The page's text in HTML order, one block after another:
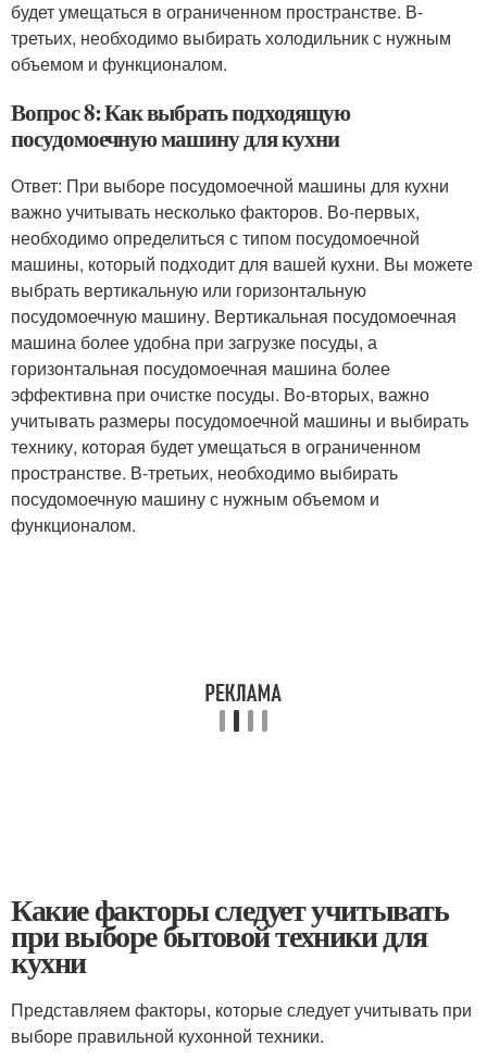
будет умещаться в ограниченном пространстве. В-
третьих, необходимо выбирать холодильник с нужным
объемом и функционалом.
Вопрос 8: Как выбрать подходящую
посудомоечную машину для кухни
Ответ: При выборе посудомоечной машины для кухни
важно учитывать несколько факторов. Во-первых,
необходимо определиться с типом посудомоечной
машины, который подходит для вашей кухни. Вы можете
выбрать вертикальную или горизонтальную
посудомоечную машину. Вертикальная посудомоечная
машина более удобна при загрузке посуды, а
горизонтальная посудомоечная машина более
эффективна при очистке посуды. Во-вторых, важно
учитывать размеры посудомоечной машины и выбирать
технику, которая будет умещаться в ограниченном
пространстве. В-третьих, необходимо выбирать
посудомоечную машину с нужным объемом и
функционалом.
Какие факторы следует учитывать
при выборе бытовой техники для
кухни
Представляем факторы, которые следует учитывать при
выборе правильной кухонной техники.